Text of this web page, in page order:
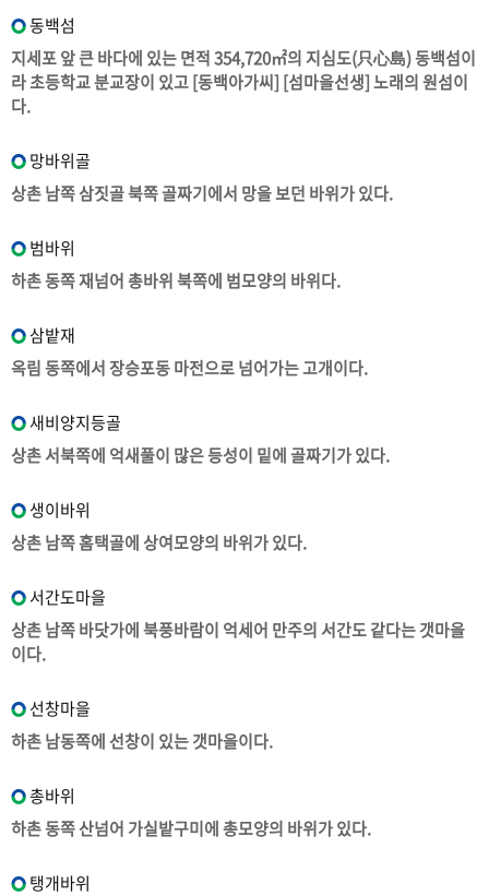
동백섬
지세포 앞 큰 바다에 있는 면적 354,720㎡의 지심도(只心島) 동백섬이
라 초등학교 분교장이 있고 [동백아가씨] [섬마을선생] 노래의 원섬이
다.
망바위골
상촌 남쪽 삼짓골 북쪽 골짜기에서 망을 보던 바위가 있다.
범바위
하촌 동쪽 재넘어 총바위 북쪽에 범모양의 바위다.
삼밭재
옥림 동쪽에서 장승포동 마전으로 넘어가는 고개이다.
새비양지등골
상촌 서북쪽에 억새풀이 많은 등성이 밑에 골짜기가 있다.
생이바위
상촌 남쪽 홈택골에 상여모양의 바위가 있다.
서간도마을
상촌 남쪽 바닷가에 북풍바람이 억세어 만주의 서간도 같다는 갯마을
이다.
선창마을
하촌 남동쪽에 선창이 있는 갯마을이다.
총바위
하촌 동쪽 산넘어 가실밭구미에 총모양의 바위가 있다.
탱개바위